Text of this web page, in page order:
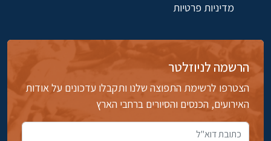
מדיניות פרטיות
הרשמה לניוזלטר
הצטרפו לרשימת התפוצה שלנו ותקבלו עדכונים על אודות
האירועים, הכנסים והסיורים ברחבי הארץ